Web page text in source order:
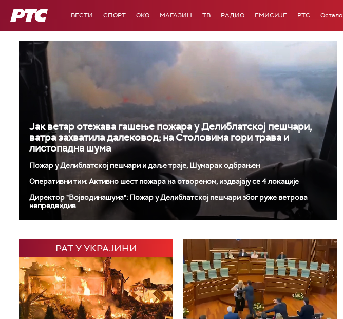
РТС ВЕСТИ СПОРТ OKO МАГАЗИН ТВ РАДИО ЕМИСИЈЕ РТС Остало
Јак ветар отежава гашење пожара у Делиблатској пешчари,
ватра захватила далековод; на Столовима гори трава и
листопадна шума
Пожар у Делиблатској пешчари и даље траје, Шумарак одбрањен
Оперативни тим: Активно шест пожара на отвореном, издвајају се 4 локације
Директор "Војводинашума": Пожар у Делиблатској пешчари због руже ветрова
непредвидив
РАТ У УКРАЈИНИ